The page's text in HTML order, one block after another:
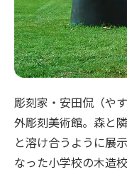
彫刻家・安田侃（や
外彫刻美術館。森と
と溶け合うように展
なった小学校の木造